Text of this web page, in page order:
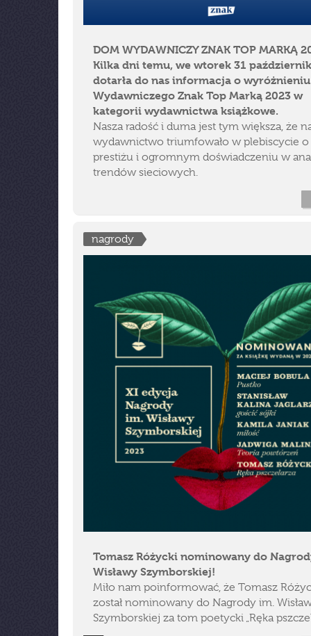
DOM WYDAWNICZY ZNAK TOP MARKĄ
Kilka dni temu, we wtorek 31
dotarła do nas informacja o
Wydawniczego Znak Top Marką 2023 w
kategorii wydawnictwa książkowe.
Nasza radość i duma jest tym większa, że
wydawnictwo triumfowało w plebiscycie
prestiżu i ogromnym doświadczeniu w
trendów sieciowych.
nagrody
Tomasz Różycki nominowany do
Wisławy Szymborskiej!
Miło nam poinformować, że Tomasz
został nominowany do Nagrody im.
Szymborskiej za tom poetycki „Ręka